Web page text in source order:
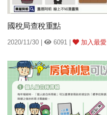
國稅局查稅重點
2020/11/30 | 6091 | 加入最愛